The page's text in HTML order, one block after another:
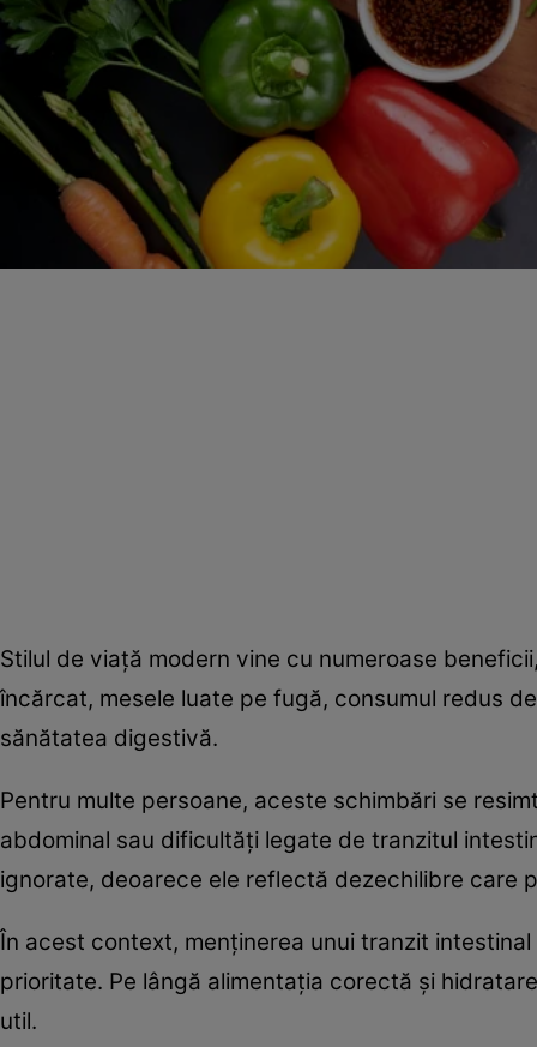
Stilul de viață modern vine cu numeroase
încărcat, mesele luate pe fugă, consumul redus
sănătatea digestivă.
Pentru multe persoane, aceste schimbări se
abdominal sau dificultăți legate de tranzitul
ignorate, deoarece ele reflectă dezechilibre care
În acest context, menținerea unui tranzit
prioritate. Pe lângă alimentația corectă și
util.